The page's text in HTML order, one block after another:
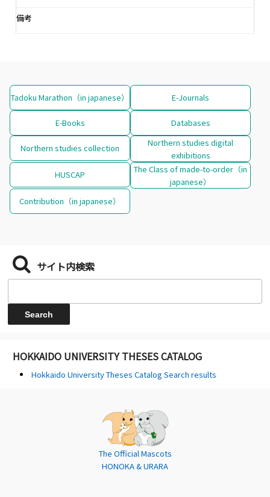
備考
Tadoku Marathon（in japanese） E-Journals
E-Books Databases
Northern studies collection
Northern studies digital
exhibitions
HUSCAP
The Class of made-to-order（in
japanese）
Contribution（in japanese）
サイト内検索
HOKKAIDO UNIVERSITY THESES CATALOG
Hokkaido University Theses Catalog Search results
The Official Mascots
HONOKA & URARA